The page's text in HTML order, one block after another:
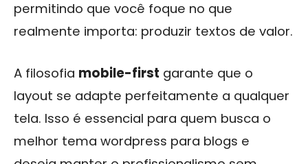
permitindo que você foque no que
realmente importa: produzir textos de valor.
A filosofia mobile-first garante que o
layout se adapte perfeitamente a qualquer
tela. Isso é essencial para quem busca o
melhor tema wordpress para blogs e